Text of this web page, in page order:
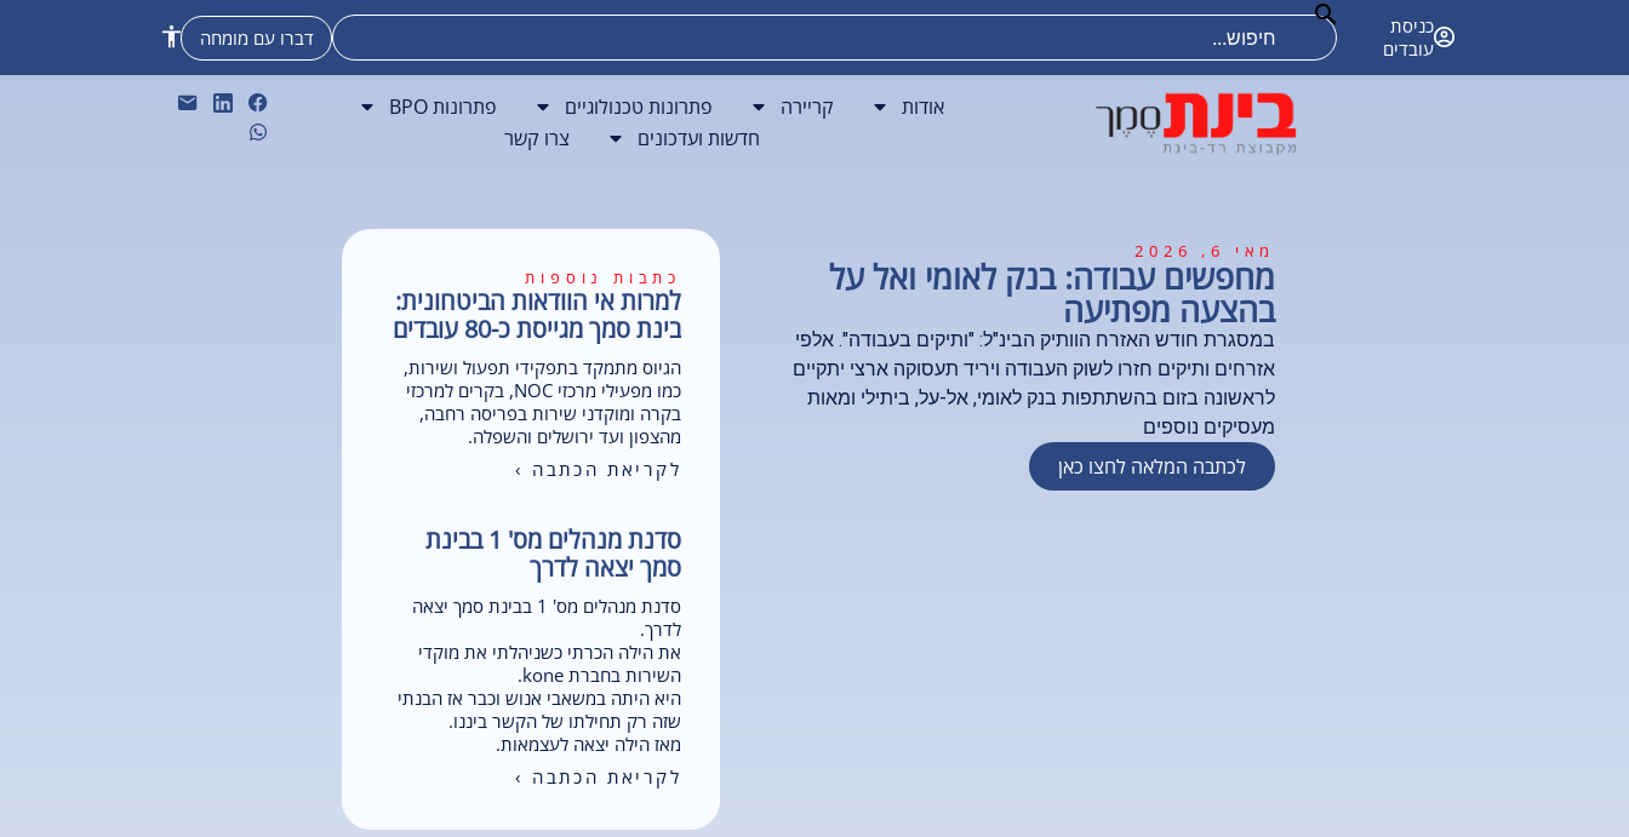
כניסת
עובדים
דברו עם מומחה
קריירה פתרונות טכנולוגיים פתרונות BPO חדשות ועדכונים צרו קשר
אודות קריירה פתרונות טכנולוגיים
פתרונות BPO
חדשות ועדכונים
צרו קשר
מאי 6, 2026
מחפשים עבודה: בנק לאומי ואל על
בהצעה מפתיעה
במסגרת חודש האזרח הוותיק הבינ"ל: "ותיקים בעבודה". אלפי
אזרחים ותיקים חזרו לשוק העבודה ויריד תעסוקה ארצי יתקיים
לראשונה בזום בהשתתפות בנק לאומי, אל-על, ביתילי ומאות
מעסיקים נוספים
לכתבה המלאה לחצו כאן
כתבות נוספות
למרות אי הוודאות הביטחונית:
בינת סמך מגייסת כ-80 עובדים
הגיוס מתמקד בתפקידי תפעול ושירות,
כמו מפעילי מרכזי NOC, בקרים למרכזי
בקרה ומוקדני שירות בפריסה רחבה,
מהצפון ועד ירושלים והשפלה.
לקריאת הכתבה ›
סדנת מנהלים מס' 1 בבינת
סמך יצאה לדרך
סדנת מנהלים מס' 1 בבינת סמך יצאה
לדרך.
את הילה הכרתי כשניהלתי את מוקדי
השירות בחברת kone.
היא היתה במשאבי אנוש וכבר אז הבנתי
שזה רק תחילתו של הקשר ביננו.
מאז הילה יצאה לעצמאות.
לקריאת הכתבה ›